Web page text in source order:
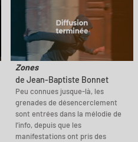
Zones
de Jean-Baptiste Bonnet
Peu connues jusque-là, les
grenades de désencerclement
sont entrées dans la mélodie de
l’info, depuis que les
manifestations ont pris des